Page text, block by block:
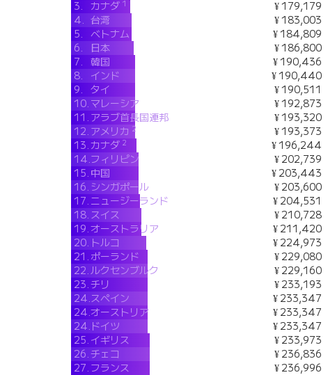
3.
カナダ 1
¥ 179,179
4. 台湾
¥ 183,003
5.
ベトナム
¥ 184,809
6.
日本
¥ 186,800
7.
韓国
¥ 190,436
8.
インド
¥ 190,440
9.
タイ
¥ 190,511
10. マレーシア
¥ 192,873
11. アラブ首長国連邦
¥ 193,320
12. アメリカ 2
¥ 193,373
13.カナダ 2
¥ 196,244
14.フィリピン
¥ 202,739
15. 中国
¥ 203,443
16. シンガポール
¥ 203,600
17. ニュージーランド
¥ 204,531
18. スイス
¥ 210,728
19.オーストラリア
¥ 211,420
20. トルコ
¥ 224,973
21. ポーランド
¥ 229,080
22.ルクセンブルク
¥ 229,160
23.チリ
¥ 233,193
24.スペイン
¥ 233,347
24.オーストリア
¥ 233,347
24. ドイツ
¥ 233,347
25. イギリス
¥ 233,973
26.チェコ
¥ 236,836
27. フランス
¥ 236,996